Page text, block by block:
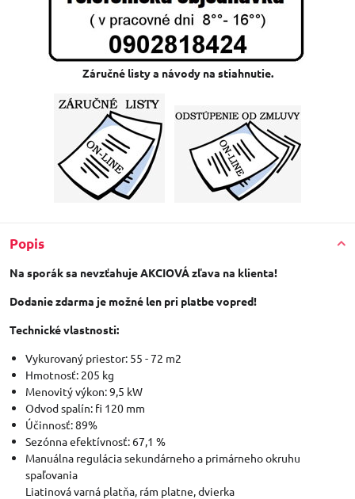
Záručné listy a návody na stiahnutie.
Popis
Na sporák sa nevzťahuje AKCIOVÁ zľava na klienta!
Dodanie zdarma je možné len pri platbe vopred!
Technické vlastnosti:
Vykurovaný priestor: 55 - 72 m2
Hmotnosť: 205 kg
Menovitý výkon: 9,5 kW
Odvod spalín: fi 120 mm
Účinnosť: 89%
Sezónna efektívnosť: 67,1 %
Manuálna regulácia sekundárneho a primárneho okruhu
spaľovania
Liatinová varná platňa, rám platne, dvierka